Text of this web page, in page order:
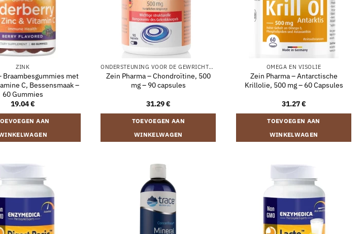
ZINK
Braambesgummies met
C, Bessensmaak –
60 Gummies
19.04€
AAN
ONDERSTEUNING VOOR DE GEWRICHTEN
Zein Pharma – Chondroïtine, 500
mg – 90 capsules
31.29€
TOEVOEGEN AAN
WINKELWAGEN
OMEGA EN VISOLIE
Zein Pharma – Antarctische
Krillolie, 500 mg – 60 Capsules
31.27€
TOEVOEGEN AAN
WINKELWAGEN